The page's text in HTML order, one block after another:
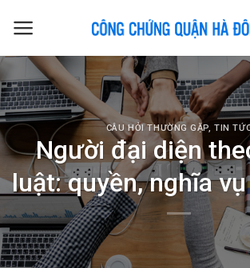
CÂU HỎI THƯỜNG GẶP,TIN
Người đại diện
luật: quyền, nghĩa